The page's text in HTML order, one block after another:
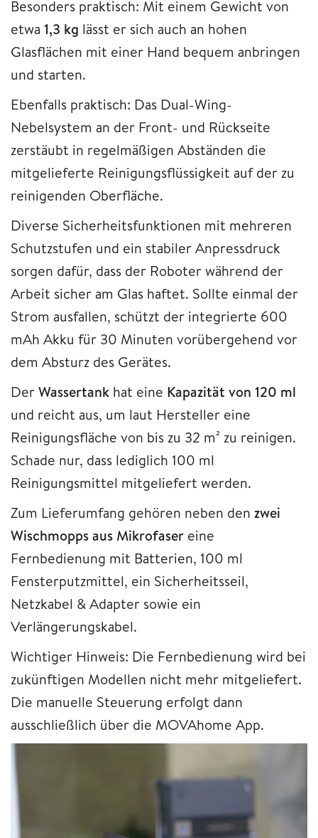
Besonders praktisch: Mit einem Gewicht von
etwa 1,3 kg lässt er sich auch an hohen
Glasflächen mit einer Hand bequem anbringen
und starten.
Ebenfalls praktisch: Das Dual-Wing-
Nebelsystem an der Front- und Rückseite
zerstäubt in regelmäßigen Abständen die
mitgelieferte Reinigungsflüssigkeit auf der zu
reinigenden Oberfläche.
Diverse Sicherheitsfunktionen mit mehreren
Schutzstufen und ein stabiler Anpressdruck
sorgen dafür, dass der Roboter während der
Arbeit sicher am Glas haftet. Sollte einmal der
Strom ausfallen, schützt der integrierte 600
mAh Akku für 30 Minuten vorübergehend vor
dem Absturz des Gerätes.
DerWassertank hat eine Kapazität von 120 ml
und reicht aus, um laut Hersteller eine
Reinigungsfläche von bis zu 32 m² zu reinigen.
Schade nur, dass lediglich 100 ml
Reinigungsmittel mitgeliefert werden.
Zum Lieferumfang gehören neben den zwei
Wischmopps aus Mikrofaser eine
Fernbedienung mit Batterien, 100 ml
Fensterputzmittel, ein Sicherheitsseil,
Netzkabel & Adapter sowie ein
Verlängerungskabel.
Wichtiger Hinweis: Die Fernbedienung wird bei
zukünftigen Modellen nicht mehr mitgeliefert.
Die manuelle Steuerung erfolgt dann
ausschließlich über die MOVAhome App.